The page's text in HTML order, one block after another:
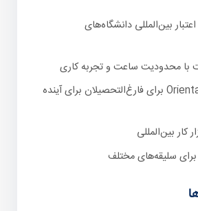
بین‌المللی دانشگاه‌های
با محدودیت ساعت و تجربه کاری
مسیر Orientation Year برای فارغ‌التحصیلان برای آینده
کار بین‌المللی
سلیقه‌های مختلف